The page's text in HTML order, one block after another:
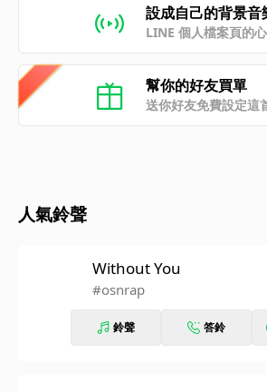
設成自己的背景音
LINE 個人檔案頁的
幫你的好友買單
送你好友免費設定這
人氣鈴聲
Without You
#osnrap
鈴聲 答鈴